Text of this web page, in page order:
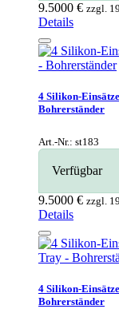
9.5000 € zzgl.
Details
4 Silikon-
Bohrerständer
Art.-Nr.: st183
Verfügbar
9.5000 € zzgl.
Details
4 Silikon-
Bohrerständer